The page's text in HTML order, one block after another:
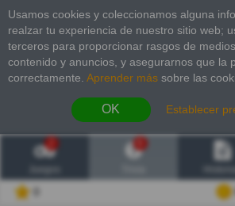
Usamos cookies y coleccionamos alguna
realzar tu experiencia de nuestro sitio web;
terceros para proporcionar rasgos de
contenido y anuncios, y asegurarnos que la
correctamente. Aprender más sobre las
OK Establecer
2